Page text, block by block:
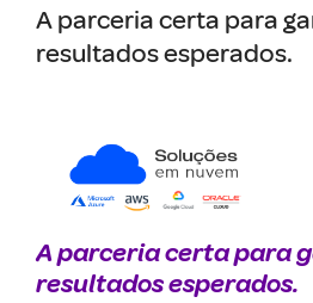
A parceria certa para
resultados esperados.
A parceria certa para
resultados esperados.